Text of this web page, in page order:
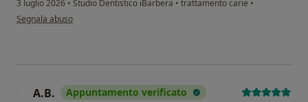
3 luglio 2026 • Studio Dentistico iBarbera • trattamento carie •
secondo l'opinione dell'utente Costa Giuseppe visita di controllo e carie
Segnala abuso
A.B. Appuntamento verificato